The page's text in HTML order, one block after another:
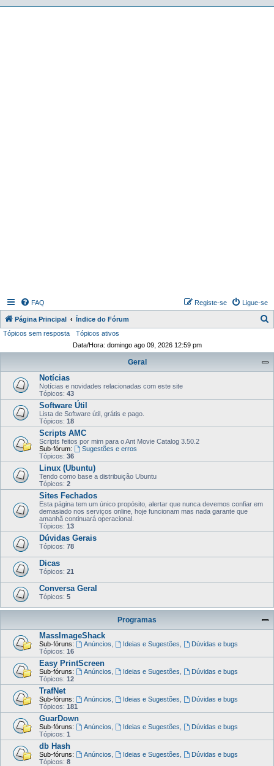
FAQ Ligue-se
Registe-se
Página Principal Índice do Fórum
Tópicos sem resposta
Tópicos ativos
Data/Hora: domingo ago 09, 2026 12:59 pm
Geral
Notícias
Notícias e novidades relacionadas com este site
Tópicos: 43
Software Útil
Lista de Software útil, grátis e pago.
Tópicos: 18
Scripts AMC
Scripts feitos por mim para o Ant Movie Catalog 3.50.2
Sub-fórum:
Sugestões e erros
Tópicos: 36
Linux (Ubuntu)
Tendo como base a distribuição Ubuntu
Tópicos: 2
Sites Fechados
Esta página tem um único propósito, alertar que nunca devemos confiar em
demasiado nos serviços online, hoje funcionam mas nada garante que
amanhã continuará operacional.
Tópicos: 13
Dúvidas Gerais
Tópicos: 78
Dicas
Tópicos: 21
Conversa Geral
Tópicos: 5
Programas
MassImageShack
Sub-fóruns: Anúncios Ideias e Sugestões
Dúvidas e bugs
Tópicos: 16
Easy PrintScreen
Sub-fóruns: Anúncios Ideias e Sugestões
Dúvidas e bugs
Tópicos: 12
TrafNet
Sub-fóruns: Anúncios Ideias e Sugestões
Dúvidas e bugs
Tópicos: 181
GuarDown
Sub-fóruns: Anúncios Ideias e Sugestões
Dúvidas e bugs
Tópicos: 1
db Hash
Sub-fóruns: Anúncios Ideias e Sugestões
Dúvidas e bugs
Tópicos: 8